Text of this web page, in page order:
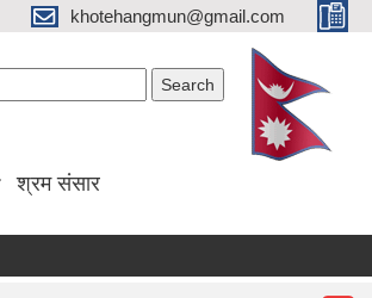
khotehangmun@gmail.com
श्रम संसार